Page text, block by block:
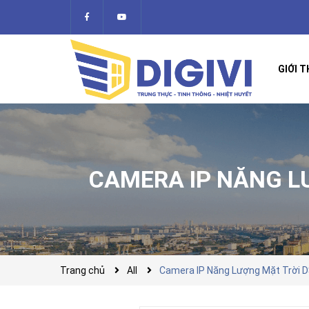
GIỚI
CAMERA IP NĂNG
Trang chủ All Camera IP Năng Lượng Mặt Trời